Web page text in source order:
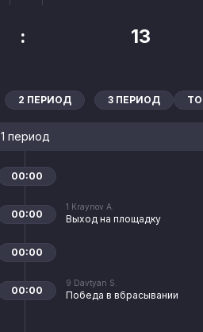
: 13
2 ПЕРИОД 3 ПЕРИОД
1 период
00:00
1 Kraynov A.
Выход на площадку
00:00
00:00
9 Davtyan S.
Победа в вбрасывании
00:00